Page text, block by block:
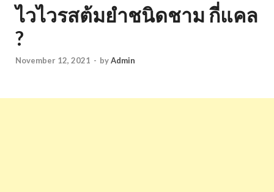
ไวไวรสต้มยำชนิดชาม กี่แคล
?
November 12, 2021 - byAdmin